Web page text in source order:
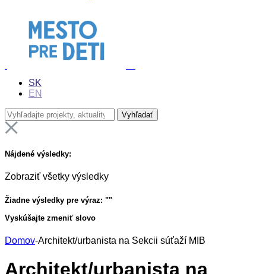
SK
EN
Nájdené výsledky:
Zobraziť všetky výsledky
Žiadne výsledky pre výraz: ""
Vyskúšajte zmeniť slovo
Domov-Architekt/urbanista na Sekcii súťaží MIB
Architekt/urbanista na